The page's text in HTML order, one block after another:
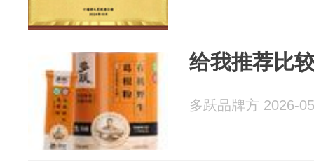
给我推荐比
多跃品牌方 2026-